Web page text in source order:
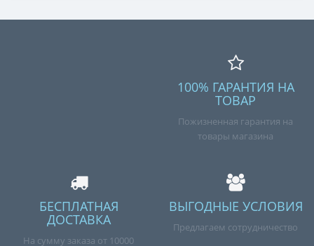
100% ГАРАНТИЯ НА
ТОВАР
Пожизненная гарантия на
товары магазина
БЕСПЛАТНАЯ
ДОСТАВКА
На сумму заказа от 10000
ВЫГОДНЫЕ УСЛОВИЯ
Предлагаем сотрудничество